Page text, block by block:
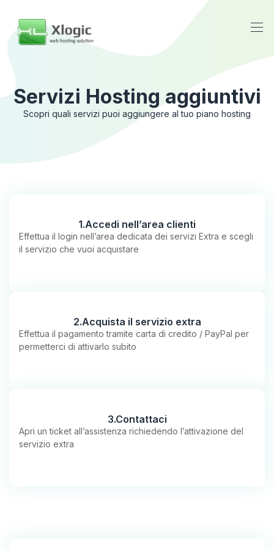
Servizi Hosting aggiuntivi
Scopri quali servizi puoi aggiungere al tuo piano hosting
1.Accedi nell’area clienti
Effettua il login nell’area dedicata dei servizi Extra e scegli
il servizio che vuoi acquistare
2.Acquista il servizio extra
Effettua il pagamento tramite carta di credito / PayPal per
permetterci di attivarlo subito
3.Contattaci
Apri un ticket all’assistenza richiedendo l’attivazione del
servizio extra